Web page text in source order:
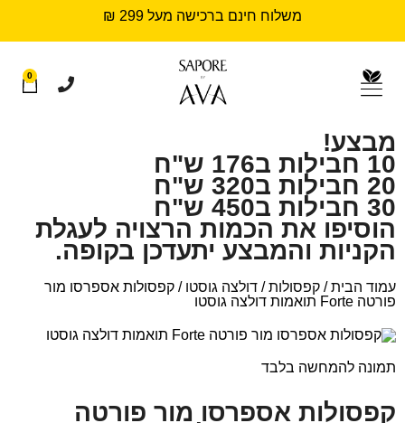
משלוח חינם ברכישה מעל 299 ₪
0
מבצע!
10 חבילות ב176 ש"ח
20 חבילות ב320 ש"ח
30 חבילות ב450 ש"ח
הוסיפו את הכמות הרצויה לעגלת
הקניות והמבצע יתעדכן בקופה.
עמוד הבית/ קפסולות/ דולצה גוסטו / קפסולות אספרסו מור
פורטה Forte תואמות דולצה גוסטו
תמונה להמחשה בלבד
קפסולות אספרסו מור פורטה